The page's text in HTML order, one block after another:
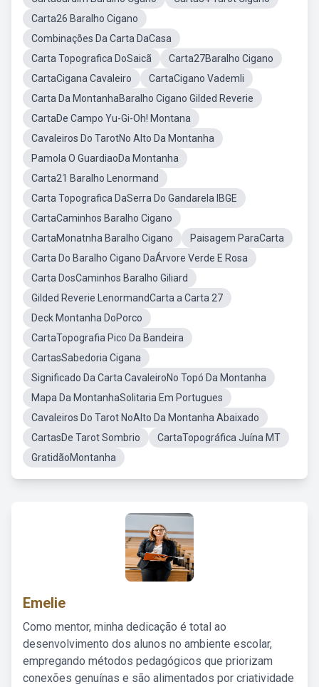
Carta26 Baralho Cigano
Combinações Da Carta DaCasa
Carta Topografica DoSaicã
Carta27Baralho Cigano
CartaCigana Cavaleiro
CartaCigano Vademli
Carta Da MontanhaBaralho Cigano Gilded Reverie
CartaDe Campo Yu-Gi-Oh! Montana
Cavaleiros Do TarotNo Alto Da Montanha
Pamola O GuardiaoDa Montanha
Carta21 Baralho Lenormand
Carta Topografica DaSerra Do Gandarela IBGE
CartaCaminhos Baralho Cigano
CartaMonatnha Baralho Cigano
Paisagem ParaCarta
Carta Do Baralho Cigano DaÁrvore Verde E Rosa
Carta DosCaminhos Baralho Giliard
Gilded Reverie LenormandCarta a Carta 27
Deck Montanha DoPorco
CartaTopografia Pico Da Bandeira
CartasSabedoria Cigana
Significado Da Carta CavaleiroNo Topó Da Montanha
Mapa Da MontanhaSolitaria Em Portugues
Cavaleiros Do Tarot NoAlto Da Montanha Abaixado
CartasDe Tarot Sombrio
CartaTopográfica Juína MT
GratidãoMontanha
Emelie
Como mentor, minha dedicação é total ao
desenvolvimento dos alunos no ambiente escolar,
empregando métodos pedagógicos que priorizam
conexões genuínas e são alimentados por criatividade